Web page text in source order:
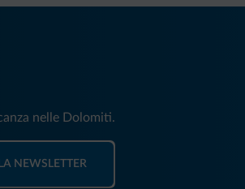
nelle Dolomiti.
NEWSLETTER